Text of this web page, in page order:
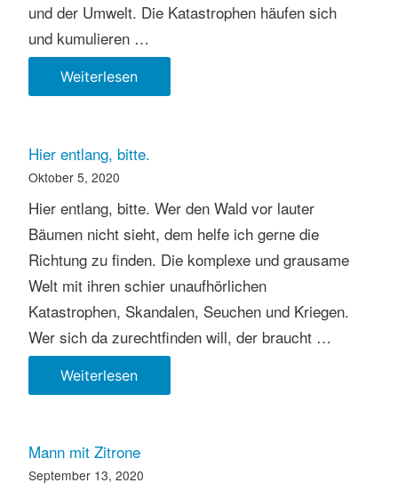
und der Umwelt. Die Katastrophen häufen sich
und kumulieren …
WeiterlesenIch
sehe
anders.
Hier entlang, bitte.
Oktober 5, 2020
Hier entlang, bitte. Wer den Wald vor lauter
Bäumen nicht sieht, dem helfe ich gerne die
Richtung zu finden. Die komplexe und grausame
Welt mit ihren schier unaufhörlichen
Katastrophen, Skandalen, Seuchen und Kriegen.
Wer sich da zurechtfinden will, der braucht …
WeiterlesenHier
entlang,
Mann mit Zitrone
September 13, 2020